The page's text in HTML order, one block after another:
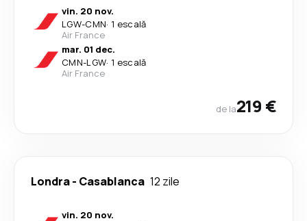
vin. 20 nov.
LGW-CMN· 1 escală
Air France
mar. 01 dec.
CMN-LGW· 1 escală
Air France
de la219 €
Londra- Casablanca 12 zile
vin. 20 nov.